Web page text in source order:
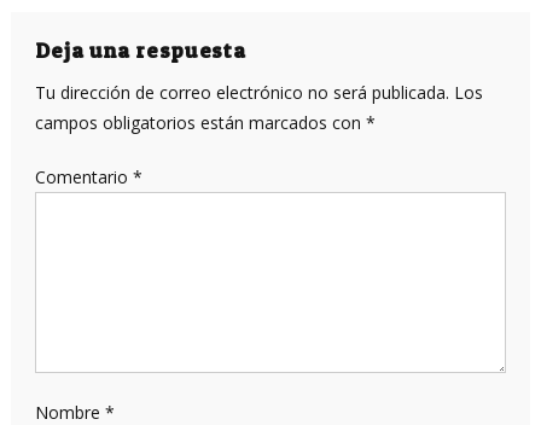
entradas
Deja una respuesta
Tu dirección de correo electrónico no será publicada. Los
campos obligatorios están marcados con *
Comentario *
Nombre *